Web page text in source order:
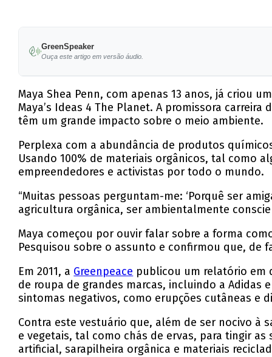
GreenSpeaker
Ouça este artigo em versão áudio.
Maya Shea Penn, com apenas 13 anos, já criou
Maya’s Ideas 4 The Planet. A promissora
têm um grande impacto sobre o meio ambiente.
Perplexa com a abundância de produtos
Usando 100% de materiais orgânicos, tal como
empreendedores e activistas por todo o mundo.
“Muitas pessoas perguntam-me: ‘Porquê ser
agricultura orgânica, ser ambientalmente
Maya começou por ouvir falar sobre a forma
Pesquisou sobre o assunto e confirmou que, de
Em 2011, a Greenpeace publicou um relatório em
de roupa de grandes marcas, incluindo a Adidas
sintomas negativos, como erupções cutâneas e
Contra este vestuário que, além de ser nocivo à
e vegetais, tal como chás de ervas, para tingir
artificial, sarapilheira orgânica e materiais